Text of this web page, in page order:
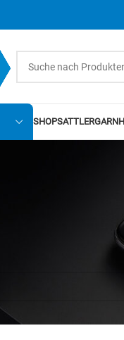
SHOPSATTLERGARN